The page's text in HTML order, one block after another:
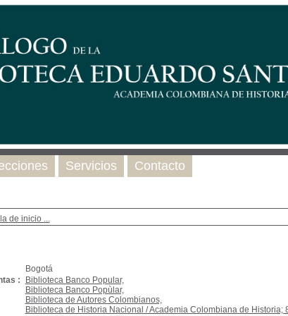
de inicio ...
Bogotá
:
Biblioteca Banco Popular,
Biblioteca Banco Popùlar,
Biblioteca de Autores Colombianos,
Biblioteca de Historia Nacional / Academia Colombiana de Historia;
Servicios Contacto